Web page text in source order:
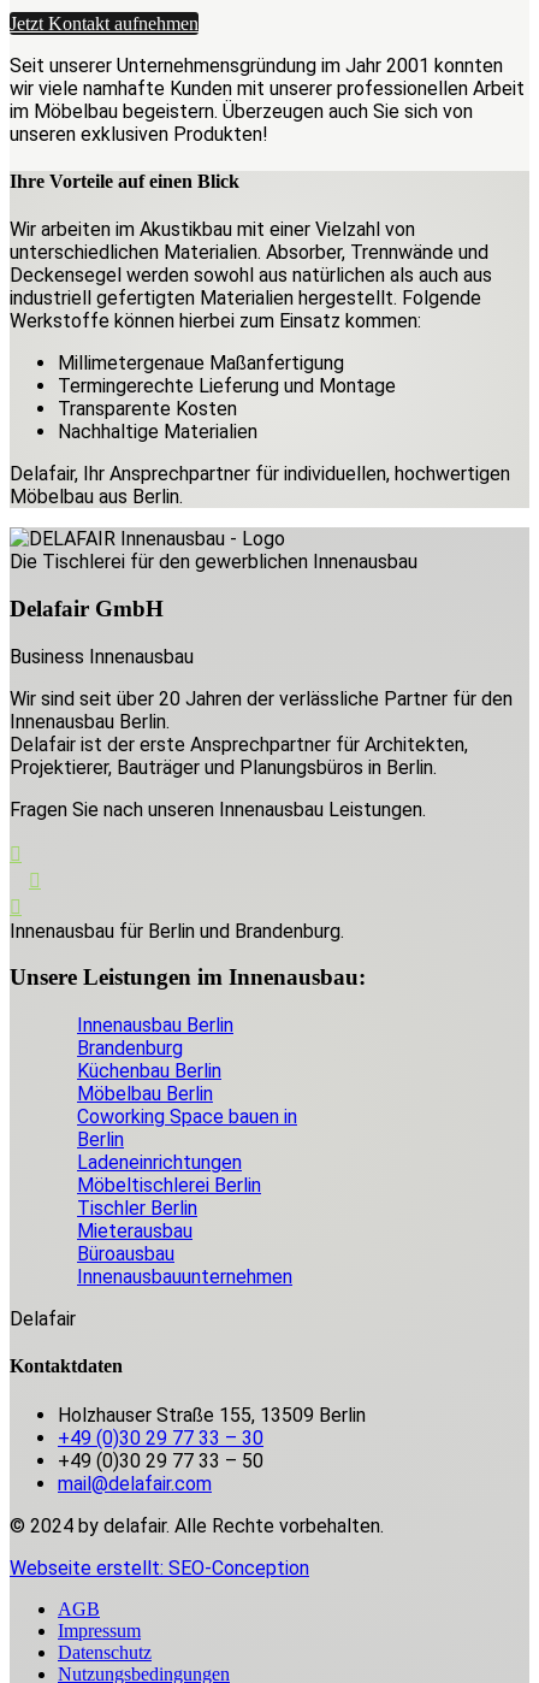
Jetzt Kontakt aufnehmen
Seit unserer Unternehmensgründung im Jahr 2001 konnten
wir viele namhafte Kunden mit unserer professionellen Arbeit
im Möbelbau begeistern. Überzeugen auch Sie sich von
unseren exklusiven Produkten!
Ihre Vorteile auf einen Blick
Wir arbeiten im Akustikbau mit einer Vielzahl von
unterschiedlichen Materialien. Absorber, Trennwände und
Deckensegel werden sowohl aus natürlichen als auch aus
industriell gefertigten Materialien hergestellt. Folgende
Werkstoffe können hierbei zum Einsatz kommen:
Millimetergenaue Maßanfertigung
Termingerechte Lieferung und Montage
Transparente Kosten
Nachhaltige Materialien
Delafair, Ihr Ansprechpartner für individuellen, hochwertigen
Möbelbau aus Berlin.
Die Tischlerei für den gewerblichen Innenausbau
Delafair GmbH
Business Innenausbau
Wir sind seit über 20 Jahren der verlässliche Partner für den
Innenausbau Berlin.
Delafair ist der erste Ansprechpartner für Architekten,
Projektierer, Bauträger und Planungsbüros in Berlin.
Fragen Sie nach unseren Innenausbau Leistungen.
Innenausbau für Berlin und Brandenburg.
Unsere Leistungen im Innenausbau:
Innenausbau Berlin
Brandenburg
Küchenbau Berlin
Möbelbau Berlin
Coworking Space bauen in
Berlin
Ladeneinrichtungen
Möbeltischlerei Berlin
Tischler Berlin
Mieterausbau
Büroausbau
Innenausbauunternehmen
Delafair
Kontaktdaten
Holzhauser Straße 155, 13509 Berlin
+49 (0)30 29 77 33 – 30
+49 (0)30 29 77 33 – 50
mail@delafair.com
© 2024 by delafair. Alle Rechte vorbehalten.
Webseite erstellt: SEO-Conception
AGB
Impressum
Datenschutz
Nutzungsbedingungen